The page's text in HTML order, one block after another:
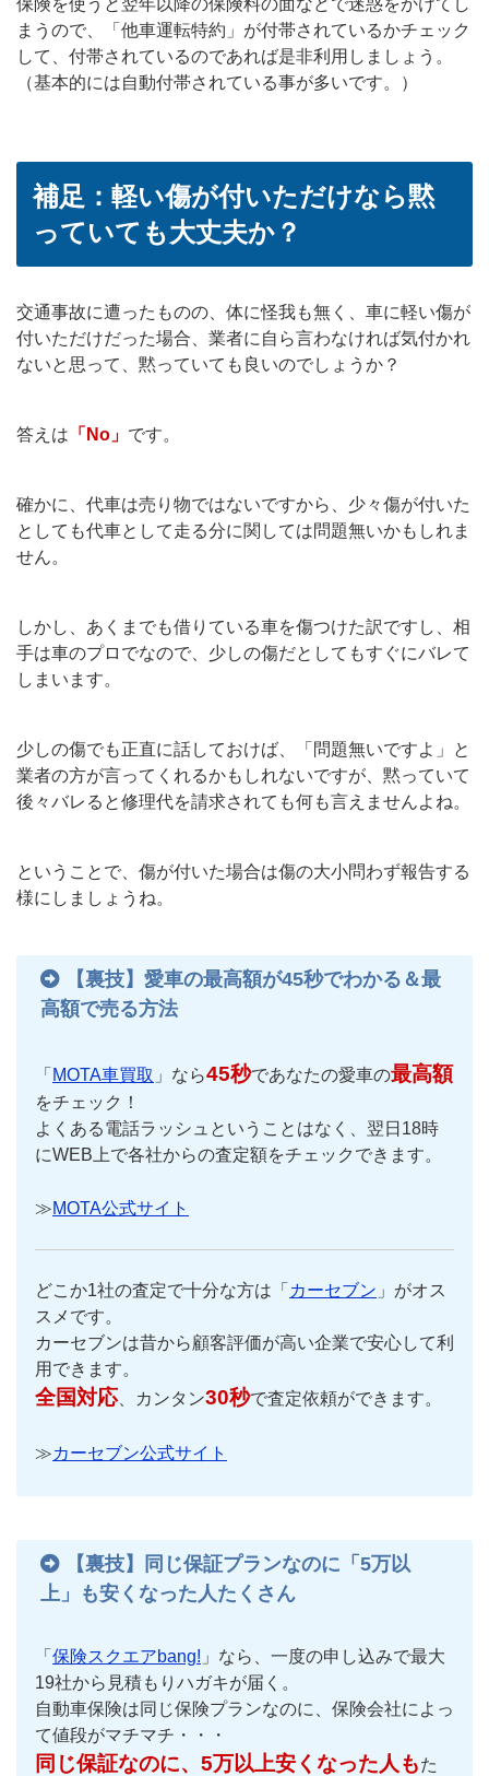
まうので、「他車運転特約」が付帯されているかチェック
して、付帯されているのであれば是非利用しましょう。
（基本的には自動付帯されている事が多いです。）
補足：軽い傷が付いただけなら黙
っていても大丈夫か？
交通事故に遭ったものの、体に怪我も無く、車に軽い傷が
付いただけだった場合、業者に自ら言わなければ気付かれ
ないと思って、黙っていても良いのでしょうか？
答えは 「No」 です。
確かに、代車は売り物ではないですから、少々傷が付いた
としても代車として走る分に関しては問題無いかもしれま
せん。
しかし、あくまでも借りている車を傷つけた訳ですし、相
手は車のプロでなので、少しの傷だとしてもすぐにバレて
しまいます。
少しの傷でも正直に話しておけば、「問題無いですよ」と
業者の方が言ってくれるかもしれないですが、黙っていて
後々バレると修理代を請求されても何も言えませんよね。
ということで、傷が付いた場合は傷の大小問わず報告する
様にしましょうね。
【裏技】愛車の最高額が45秒でわかる＆最
高額で売る方法
「 MOTA車買取 」なら45秒であなたの愛車の最高額
をチェック！
よくある電話ラッシュということはなく、翌日18時
にWEB上で各社からの査定額をチェックできます。
≫MOTA公式サイト
どこか1社の査定で十分な方は「 カーセブン 」がオス
スメです。
カーセブンは昔から顧客評価が高い企業で安心して利
用できます。
全国対応、カンタン30秒で査定依頼ができます。
≫カーセブン公式サイト
【裏技】同じ保証プランなのに「5万以
上」も安くなった人たくさん
「 保険スクエアbang! 」なら、一度の申し込みで最大
19社から見積もりハガキが届く。
自動車保険は同じ保険プランなのに、保険会社によっ
て値段がマチマチ・・・
同じ保証なのに、5万以上安くなった人もた